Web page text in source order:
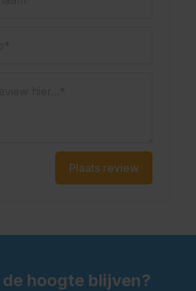
Plaats review
hoogte blijven?